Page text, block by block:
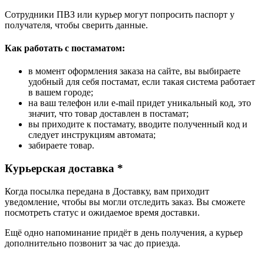
Сотрудники ПВЗ или курьер могут попросить паспорт у
получателя, чтобы сверить данные.
Как работать с постаматом:
в момент оформления заказа на сайте, вы выбираете
удобный для себя постамат, если такая система работает
в вашем городе;
на ваш телефон или e-mail придет уникальный код, это
значит, что товар доставлен в постамат;
вы приходите к постамату, вводите полученный код и
следует инструкциям автомата;
забираете товар.
Курьерская доставка *
Когда посылка передана в Доставку, вам приходит
уведомление, чтобы вы могли отследить заказ. Вы сможете
посмотреть статус и ожидаемое время доставки.
Ещё одно напоминание придёт в день получения, а курьер
дополнительно позвонит за час до приезда.